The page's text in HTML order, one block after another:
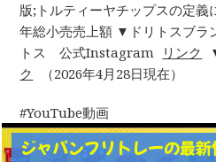
版;トルティーヤチップスの定義
年総小売売上額 ▼ドリトスブラ
トス 公式Instagram リンク
ク
（2026年4月28日現在）
YouTube動画
ジャパンフリトレーの最